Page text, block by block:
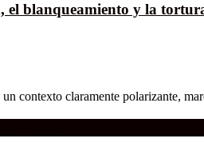
el blanqueamiento y la
contexto claramente polarizante,